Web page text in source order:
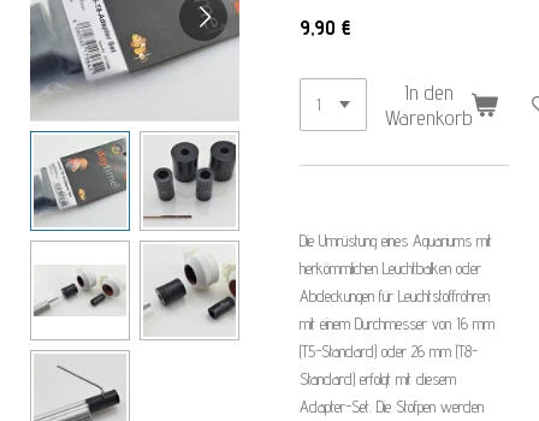
9,90 €
In den
Warenkorb
Die Umrüstung eines Aquariums mit
herkömmlichen Leuchtbalken oder
Abdeckungen für Leuchtstoffröhren
mit einem Durchmesser von 16 mm
(T5-Standard) oder 26 mm (T8-
Standard) erfolgt mit diesem
Adapter-Set. Die Stofpen werden